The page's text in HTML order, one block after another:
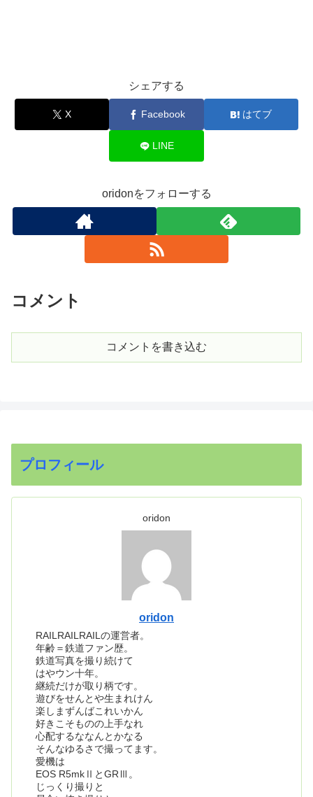
シェアする
X Facebook はてブ
LINE
oridonをフォローする
コメント
コメントを書き込む
プロフィール
oridon
oridon
RAILRAILRAILの運営者。
年齢＝鉄道ファン歴。
鉄道写真を撮り続けて
はやウン十年。
継続だけが取り柄です。
遊びをせんとや生まれけん
楽しまずんばこれいかん
好きこそものの上手なれ
心配するななんとかなる
そんなゆるさで撮ってます。
愛機は
EOS R5mkⅡとGRⅢ。
じっくり撮りと